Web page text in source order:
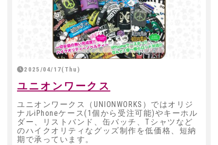
2025/04/17(Thu)
ユニオンワークス
ユニオンワークス（UNIONWORKS）ではオリジ
ナルiPhoneケース(1個から受注可能)やキーホル
ダー、リストバンド、缶バッチ、Tシャツなど
のハイクオリティなグッズ制作を低価格、短納
期で承っています。